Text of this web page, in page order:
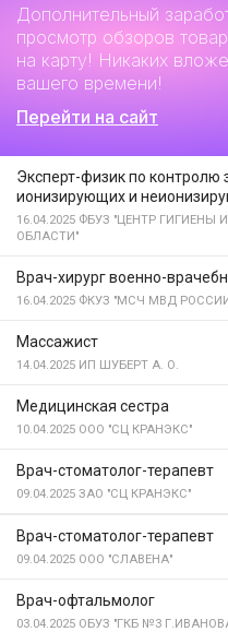
Дополнительный
просмотр обзоров
на карту! Никаких
вашего времени!
Перейти на сайт
Эксперт-физик по контролю
ионизирующих и
16.04.2025 ФБУЗ "ЦЕНТР ГИГИЕНЫ
ОБЛАСТИ"
Врач-хирург военно-
16.04.2025 ФКУЗ "МСЧ МВД
Массажист
14.04.2025 ИП ШУБЕРТ А. О.
Медицинская сестра
10.04.2025 ООО "СЦ КРАНЭКС"
Врач-стоматолог-терапевт
09.04.2025 ЗАО "СЦ КРАНЭКС"
Врач-стоматолог-терапевт
09.04.2025 ООО "СЛАВЕНА"
Врач-офтальмолог
03.04.2025 ОБУЗ "ГКБ №3